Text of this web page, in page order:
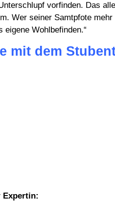
vorfinden. Das
Wer seiner Samtpfote
Wohlbefinden.“
mit dem
Expertin: